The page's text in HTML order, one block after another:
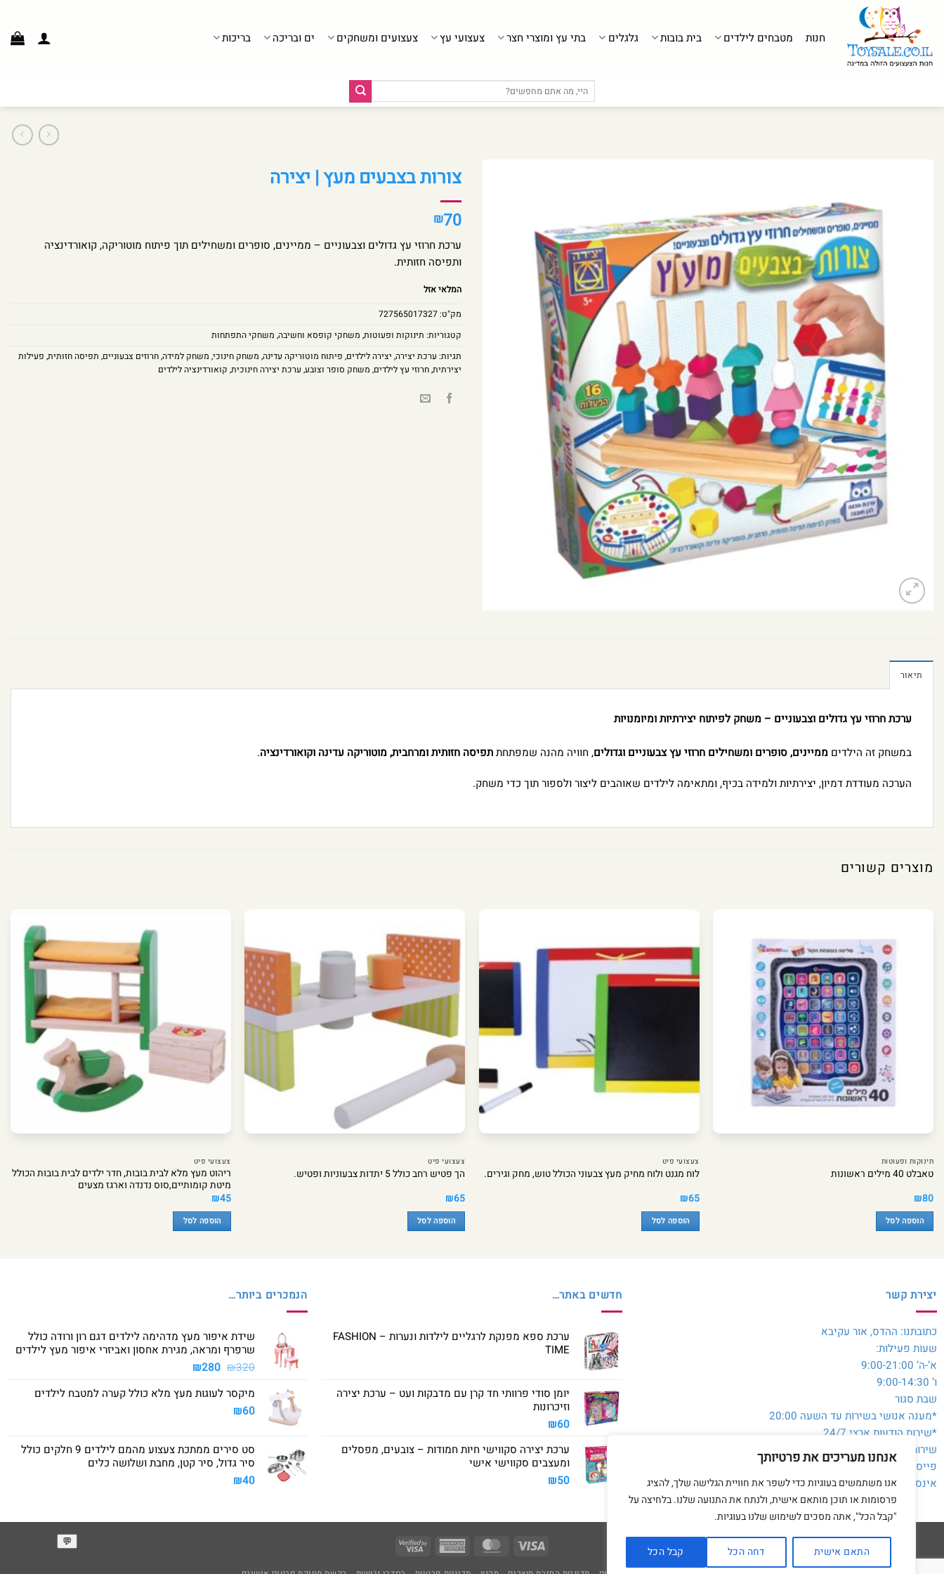
אנחנו מעריכים את פרטיותך
אנו משתמשים בעוגיות כדי לשפר את חוויית הגלישה שלך, להציג
פרסומות או תוכן מותאם אישית, ולנתח את התנועה שלנו. בלחיצה על
"קבל הכל", אתה מסכים לשימוש שלנו בעוגיות.
התאם אישית דחה הכל קבל הכל
חנות
מטבחים לילדים בית בובות גלגלים בתי עץ ומוצרי חצר צעצועי עץ צעצועים ומשחקים ים ובריכה בריכות
עבור:
צורות בצבעים מעץ | יצירה
₪70
ערכת חרוזי עץ גדולים וצבעוניים – ממיינים, סופרים ומשחילים תוך פיתוח מוטוריקה, קואורדינציה
ותפיסה חזותית.
המלאי אזל
מק"ט:727565017327
קטגוריות: תינוקות ופעוטות, משחקי קופסא וחשיבה, משחקי התפתחות
תגיות: ערכת יצירה, יצירה לילדים, פיתוח מוטוריקה עדינה, משחק חינוכי, משחק למידה,חרוזים צבעוניים, תפיסה חזותית, פעילות
יצירתית,חרוזי עץ לילדים, משחק סופר וצובע, ערכת יצירה חינוכית, קואורדינציה לילדים
תיאור
ערכת חרוזי עץ גדולים וצבעוניים – משחק לפיתוח יצירתיות ומיומנויות
במשחק זה הילדים ממיינים, סופרים ומשחילים חרוזי עץ צבעוניים וגדולים, חוויה מהנה שמפתחתתפיסה חזותית ומרחבית, מוטוריקה עדינה וקואורדינציה.
הערכה מעודדת דמיון, יצירתיות ולמידה בכיף, ומתאימה לילדים שאוהבים ליצור ולספור תוך כדי משחק.
מוצרים קשורים
תינוקות ופעוטות
טאבלט 40 מילים ראשונות
₪80
הוספה לסל
צעצועי פיט
לוח מגנט ולוח מחיק מעץ צבעוני הכולל טוש, מחק וגירים.
₪65
הוספה לסל
צעצועי פיט
הך פטיש רחב כולל 5 יתדות צבעוניות ופטיש.
₪65
הוספה לסל
צעצועי פיט
ריהוט מעץ מלא לבית בובות, חדר ילדים לבית בובות הכולל
מיטת קומותיים,סוס נדנדה וארגז מצעים
₪45
הוספה לסל
יצירת קשר
כתובתנו: ההדס, אור עקיבא
שעות פעילות:
א’-ה’ 9:00-21:00
ו’ 9:00-14:30
שבת סגור
*מענה אנושי בשירות עד השעה 20:00
*שירות הודעות ארצי 24/7
שירות לקוחות והזמנות:054-3980564
פייסבוק:@toysale.co.il
אינסטגרם:toysalecoil
חדשים באתר…
ערכת ספא מפנקת לרגליים לילדות ונערות – FASHION
TIME
יומן סודי פרוותי חד קרן עם מדבקות ועט – ערכת יצירה
וזיכרונות
₪60
ערכת יצירה סקווישי חיות חמודות – צובעים, מפסלים
ומעצבים סקווישי אישי
₪50
הנמכרים ביותר…
שידת איפור מעץ מדהימה לילדים דגם רון ורודה כולל
שרפרף ומראה, מגירת אחסון ואביזרי איפור מעץ לילדים
₪320
המחיר
היה:
₪280 המחיר
הוא:
מיקסר לעוגות מעץ מלא כולל קערה למטבח לילדים
₪60
סט סירים ממתכת צעצוע מהמם לילדים 9 חלקים כולל
סיר גדול, סיר קטן, מחבת ושלושה כלים
₪40
Visa
MasterCard
American
Visa